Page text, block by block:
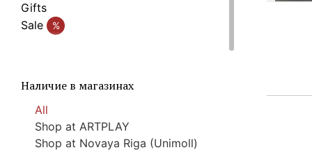
Gifts
Sale
%
Наличие в магазинах
All
Shop at ARTPLAY
Shop at Novaya Riga (Unimoll)